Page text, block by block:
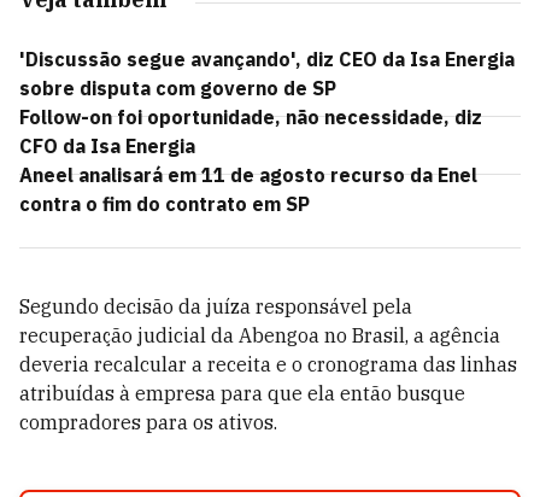
'Discussão segue avançando', diz CEO da Isa Energia
sobre disputa com governo de SP
Follow-on foi oportunidade, não necessidade, diz
CFO da Isa Energia
Aneel analisará em 11 de agosto recurso da Enel
contra o fim do contrato em SP
Segundo decisão da juíza responsável pela
recuperação judicial da Abengoa no Brasil, a agência
deveria recalcular a receita e o cronograma das linhas
atribuídas à empresa para que ela então busque
compradores para os ativos.